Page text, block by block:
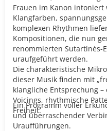
Frauen im Kanon
Klangfarben,
komplexen Rhythmen
Kompositionen, die nun
renommierten Sutartinės-
uraufgeführt werden.
Die charakteristische
dieser Musik finden mit
klangliche Entsprechung
Voicings, rhythmische
Freiheit.
Ein Programm voller
und überraschender
Uraufführungen.